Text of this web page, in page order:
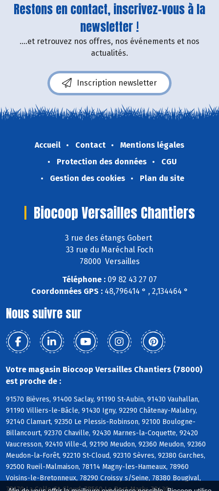
Restons en contact, inscrivez-vous à la
newsletter !
....et retrouvez nos offres, nos événements et nos
actualités.
Inscription newsletter
Accueil Contact
Mentions légales
Protection des données
CGU
Gestion des cookies
Plan du site
Biocoop Versailles Chantiers
3 rue des étangs Gobert
33 rue du Maréchal Foch
78000 Versailles
Téléphone : 09 82 43 27 07
Coordonnées GPS :48,796414 ° , 2,134464 °
Nous suivre sur
Votre magasin Biocoop Versailles Chantiers (78000)
est proche de :
91570 Bièvres, 91400 Saclay, 91190 St-Aubin, 91430 Vauhallan,
91190 Villiers-le-Bâcle, 91430 Igny, 92290 Châtenay-Malabry,
92140 Clamart, 92350 Le Plessis-Robinson, 92100 Boulogne-
Billancourt, 92370 Chaville, 92430 Marnes-la-Coquette, 92420
Vaucresson, 92410 Ville-d, 92190 Meudon, 92360 Meudon, 92360
Meudon-la-Forêt, 92210 St-Cloud, 92310 Sèvres, 92380 Garches,
92500 Rueil-Malmaison, 78114 Magny-les-Hameaux, 78960
Voisins-le-Bretonneux, 78290 Croissy s/Seine, 78380 Bougival,
78170 La Celle-St-Cloud, 78560 Le Port-Marly, 78430